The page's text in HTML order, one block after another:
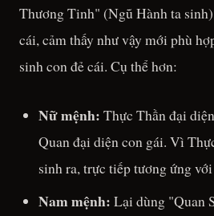
Thương Tinh" (Ngũ Hành ta
cái, cảm thấy như vậy mới phù
sinh con đẻ cái. Cụ thể hơn:
Nữ mệnh: Thực Thần đại
Quan đại diện con gái. Vì
sinh ra, trực tiếp tương ứng
Nam mệnh: Lại dùng "Quan